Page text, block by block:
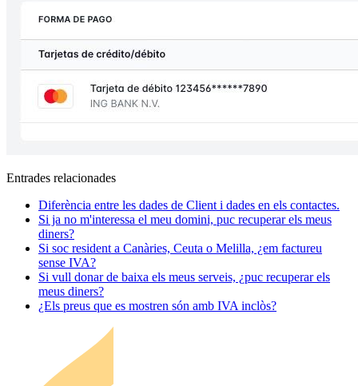
Entrades relacionades
Diferència entre les dades de Client i dades en els contactes.
Si ja no m'interessa el meu domini, puc recuperar els meus
diners?
Si soc resident a Canàries, Ceuta o Melilla, ¿em factureu
sense IVA?
Si vull donar de baixa els meus serveis, ¿puc recuperar els
meus diners?
¿Els preus que es mostren són amb IVA inclòs?